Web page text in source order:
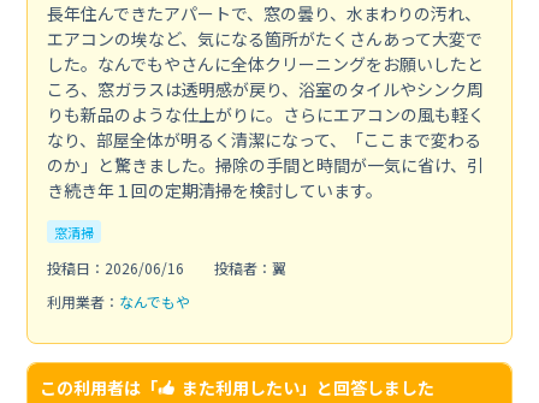
長年住んできたアパートで、窓の曇り、水まわりの汚れ、
エアコンの埃など、気になる箇所がたくさんあって大変で
した。なんでもやさんに全体クリーニングをお願いしたと
ころ、窓ガラスは透明感が戻り、浴室のタイルやシンク周
りも新品のような仕上がりに。さらにエアコンの風も軽く
なり、部屋全体が明るく清潔になって、「ここまで変わる
のか」と驚きました。掃除の手間と時間が一気に省け、引
き続き年１回の定期清掃を検討しています。
窓清掃
投稿日：2026/06/16
投稿者：翼
利用業者： なんでもや
この利用者は「 また利用したい」と回答しました